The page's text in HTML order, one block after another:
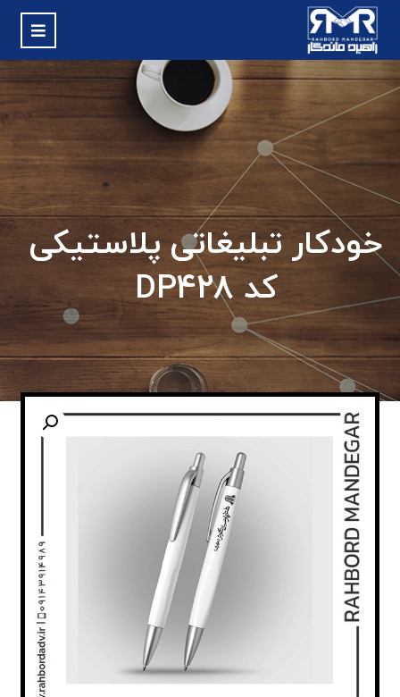
خودکار تبلیغاتی پلاستیکی
کد DP428